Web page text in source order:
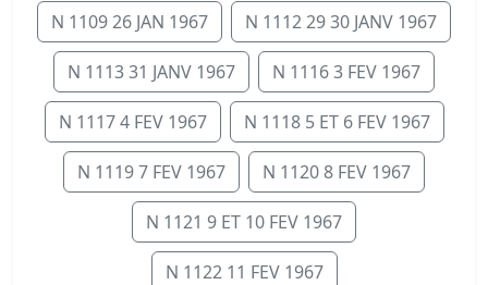
N 1109 26 JAN 1967 N 1112 29 30 JANV 1967
N 1113 31 JANV 1967 N 1116 3 FEV 1967
N 1117 4 FEV 1967 N 1118 5 ET 6 FEV 1967
N 1119 7 FEV 1967 N 1120 8 FEV 1967
N 1121 9 ET 10 FEV 1967
N 1122 11 FEV 1967